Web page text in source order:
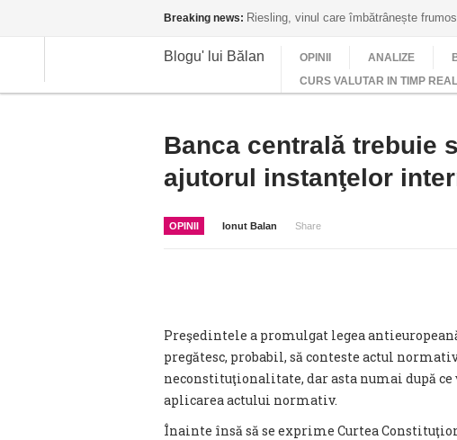
Breaking news: Riesling, vinul care îmbătrânește frumos
Blogu' lui Bălan OPINII ANALIZE
CURS VALUTAR IN TIMP REAL
Banca centrală trebuie
ajutorul instanţelor
OPINII Ionut Balan Share
Preşedintele a promulgat legea
pregătesc, probabil, să conteste actul
neconstituţionalitate, dar asta numai după
aplicarea actului normativ.
Înainte însă să se exprime Curtea